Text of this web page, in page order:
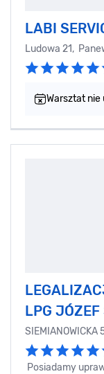
LABI
Ludowa 21,
Warsztat nie
LPG JÓZEF
Posiadamy